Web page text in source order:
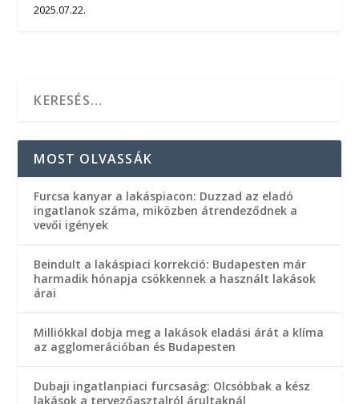
2025.07.22.
MOST OLVASSÁK
Furcsa kanyar a lakáspiacon: Duzzad az eladó
ingatlanok száma, miközben átrendeződnek a
vevői igények
Beindult a lakáspiaci korrekció: Budapesten már
harmadik hónapja csökkennek a használt lakások
árai
Milliókkal dobja meg a lakások eladási árát a klíma
az agglomerációban és Budapesten
Dubaji ingatlanpiaci furcsaság: Olcsóbbak a kész
lakások a tervezőasztalról árultaknál